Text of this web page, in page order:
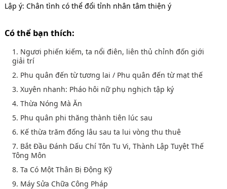
Lập ý: Chân tình có thể đổi tỉnh nhân tâm thiện ý
Có thể bạn thích:
1. Ngươi phiến kiếm, ta nổi điên, liên thủ chỉnh đốn giới
giải trí
2. Phu quân đến từ tương lai / Phu quân đến từ mạt thế
3. Xuyên nhanh: Pháo hôi nữ phụ nghịch tập ký
4. Thừa Nóng Mà Ăn
5. Phu quân phi thăng thành tiên lúc sau
6. Kế thừa trăm đống lâu sau ta lui vòng thu thuê
7. Bắt Đầu Đánh Dấu Chí Tôn Tu Vi, Thành Lập Tuyệt Thế
Tông Môn
8. Ta Có Một Thân Bị Động Kỹ
9. Máy Sửa Chữa Công Pháp